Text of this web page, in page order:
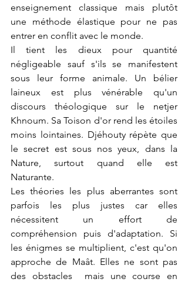
enseignement classique mais plutôt
une méthode élastique pour ne pas
entrer en conflit avec le monde.
Il tient les dieux pour quantité
négligeable sauf s'ils se manifestent
sous leur forme animale. Un bélier
laineux est plus vénérable qu'un
discours théologique sur le netjer
Khnoum. Sa Toison d'or rend les étoiles
moins lointaines. Djéhouty répète que
le secret est sous nos yeux, dans la
Nature, surtout quand elle est
Naturante.
Les théories les plus aberrantes sont
parfois les plus justes car elles
nécessitent un effort de
compréhension puis d'adaptation. Si
les énigmes se multiplient, c'est qu'on
approche de Maât. Elles ne sont pas
des obstacles  mais une course en